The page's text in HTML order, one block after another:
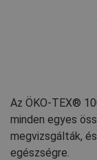
Az ÖKO-TEX®
minden egyes
megvizsgálták,
egészségre.